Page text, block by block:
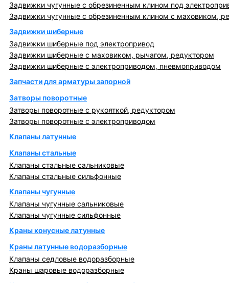
Задвижки чугунные с обрезиненным клином под
Задвижки чугунные с обрезиненным клином с маховиком,
Задвижки шиберные
Задвижки шиберные под электропривод
Задвижки шиберные с маховиком, рычагом, редуктором
Задвижки шиберные с электроприводом, пневмоприводом
Запчасти для арматуры запорной
Затворы поворотные
Затворы поворотные с рукояткой, редуктором
Затворы поворотные с электроприводом
Клапаны латунные
Клапаны стальные
Клапаны стальные сальниковые
Клапаны стальные сильфонные
Клапаны чугунные
Клапаны чугунные сальниковые
Клапаны чугунные сильфонные
Краны конусные латунные
Краны латунные водоразборные
Клапаны седловые водоразборные
Краны шаровые водоразборные